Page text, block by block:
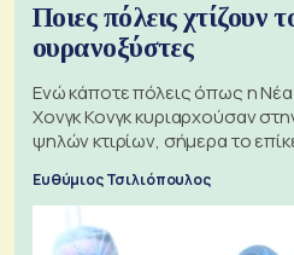
Ποιες πόλεις χτίζουν
ουρανοξύστες
Ενώ κάποτε πόλεις όπως η Νέα
Χονγκ Κονγκ κυριαρχούσαν
ψηλών κτιρίων, σήμερα το
Ευθύμιος Τσιλιόπουλος